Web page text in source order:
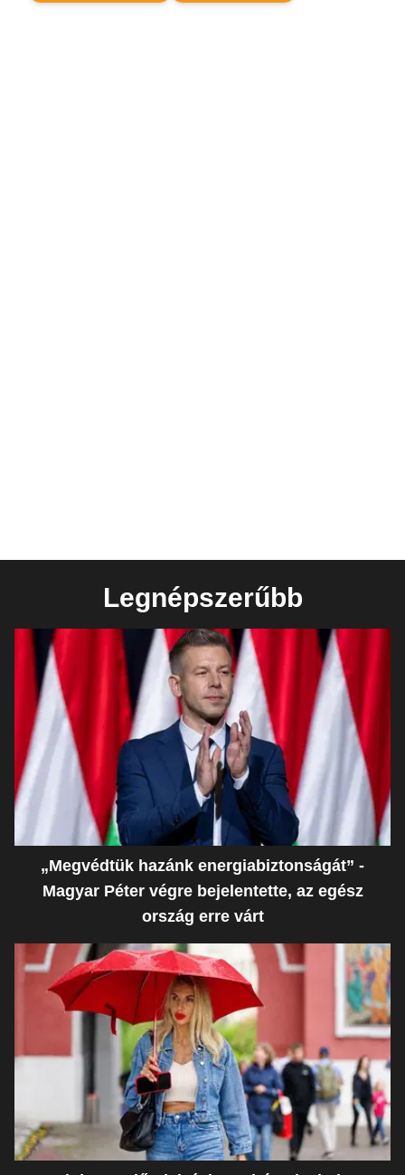
Legnépszerűbb
„Megvédtük hazánk energiabiztonságát” -
Magyar Péter végre bejelentette, az egész
ország erre várt